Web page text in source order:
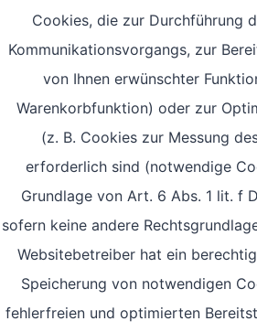
Cookies, die zur Durchführung
Kommunikationsvorgangs, zur
von Ihnen erwünschter
Warenkorbfunktion) oder zur
(z. B. Cookies zur Messung
erforderlich sind (notwendige
Grundlage von Art. 6 Abs. 1 lit. f
sofern keine andere
Websitebetreiber hat ein
Speicherung von notwendigen
fehlerfreien und optimierten